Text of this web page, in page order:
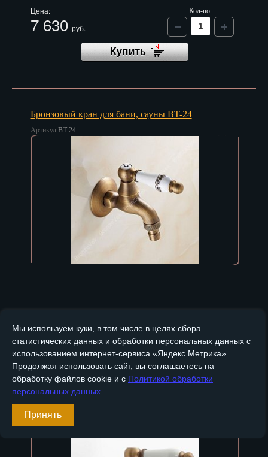
Цена:
7 630 руб.
Кол-во:
Бронзовый кран для бани, сауны BT-24
Артикул BT-24
7 630 руб.
Бронзовый кран для бани, сауны BT-315
Артикул
Мы используем куки, в том числе в целях сбора
статистических данных и обработки персональных данных с
использованием интернет-сервиса «Яндекс.Метрика».
Продолжая использовать сайт, вы соглашаетесь на
обработку файлов cookie и с Политикой обработки
персональных данных.
Принять